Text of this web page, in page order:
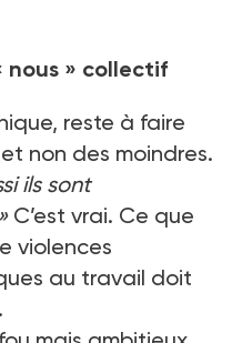
nous » collectif
reste à faire
non des moindres.
ils sont
»C’est vrai. Ce que
violences
au travail doit